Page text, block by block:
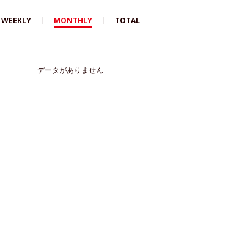
WEEKLY MONTHLY TOTAL
データがありません